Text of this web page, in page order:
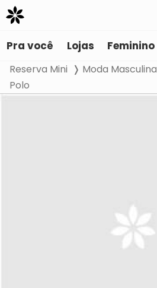
Pra você Lojas Feminino
Reserva Mini Moda Masculina
Polo